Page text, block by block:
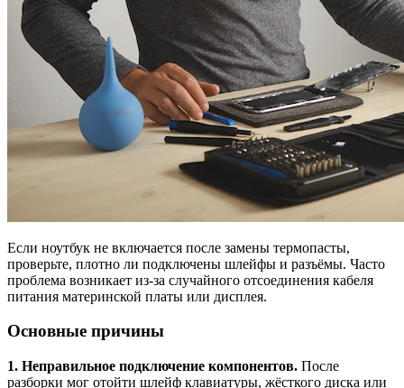
Если ноутбук не включается после замены термопасты,
проверьте, плотно ли подключены шлейфы и разъёмы. Часто
проблема возникает из-за случайного отсоединения кабеля
питания материнской платы или дисплея.
Основные причины
1. Неправильное подключение компонентов. После
разборки мог отойти шлейф клавиатуры, жёсткого диска или